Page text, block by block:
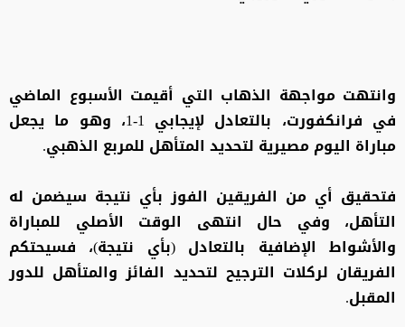
وانتهت مواجهة الذهاب التي أقيمت الأسبوع الماضي
في فرانكفورت، بالتعادل لإيجابي 1-1، وهو ما يجعل
مباراة اليوم مصيرية لتحديد المتأهل للمربع الذهبي.
فتحقيق أي من الفريقين الفوز بأي نتيجة سيضمن له
التأهل، وفي حال انتهى الوقت الأصلي للمباراة
والأشواط الإضافية بالتعادل (بأي نتيجة)، فسيحتكم
الفريقان لركلات الترجيح لتحديد الفائز والمتأهل للدور
المقبل.